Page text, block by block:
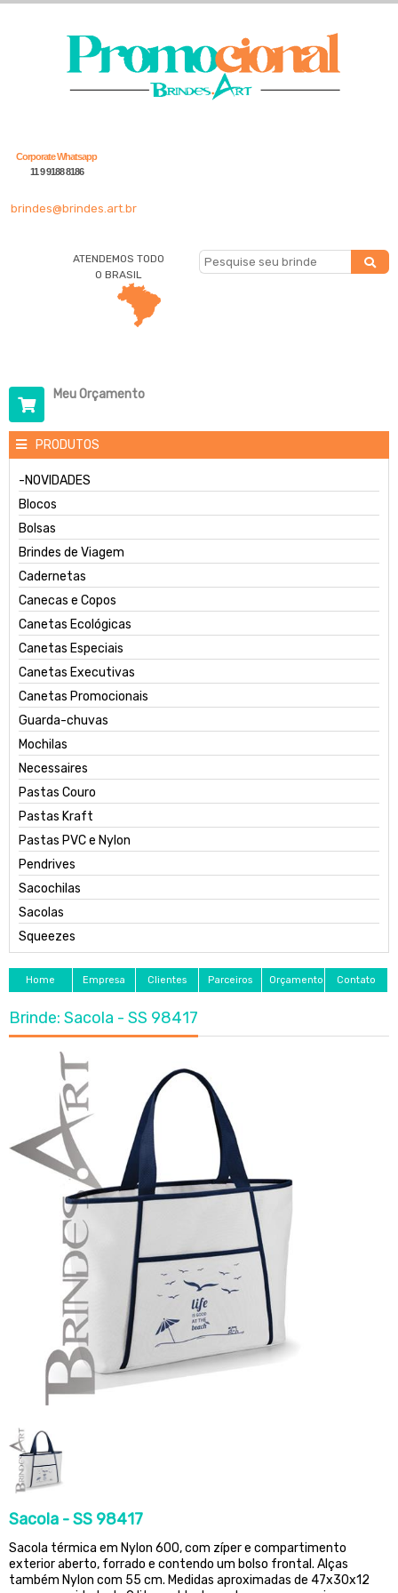
Corporate Whatsapp
11 9 9188 8186
brindes@brindes.art.br
ATENDEMOS TODO
O BRASIL
Meu Orçamento
PRODUTOS
-NOVIDADES
Blocos
Bolsas
Brindes de Viagem
Cadernetas
Canecas e Copos
Canetas Ecológicas
Canetas Especiais
Canetas Executivas
Canetas Promocionais
Guarda-chuvas
Mochilas
Necessaires
Pastas Couro
Pastas Kraft
Pastas PVC e Nylon
Pendrives
Sacochilas
Sacolas
Squeezes
Home Empresa Clientes Parceiros Orçamento Contato
Brinde: Sacola - SS 98417
Sacola - SS 98417
Sacola térmica em Nylon 600, com zíper e compartimento
exterior aberto, forrado e contendo um bolso frontal. Alças
também Nylon com 55 cm. Medidas aproximadas de 47x30x12